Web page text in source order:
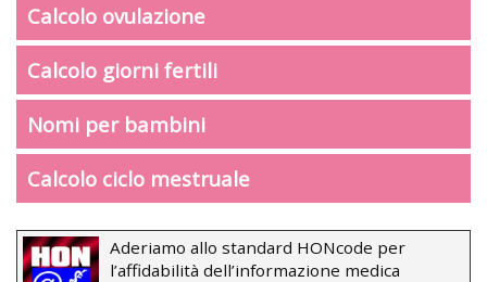
Calcolo ovulazione
Calcolo giorni fertili
Nomi per bambini
Calcolo ciclo mestruale
Aderiamo allo standard HONcode per
l’affidabilità dell’informazione medica